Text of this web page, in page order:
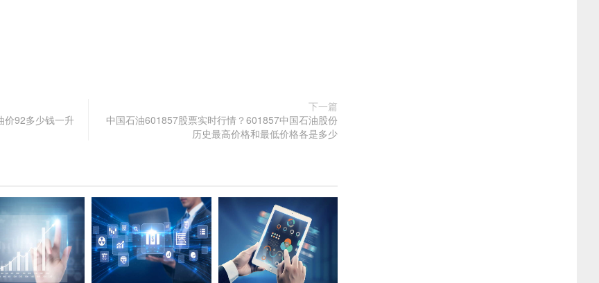
价92多少钱一升
下一篇
中国石油601857股票实时行情？601857中国石油股份
历史最高价格和最低价格各是多少